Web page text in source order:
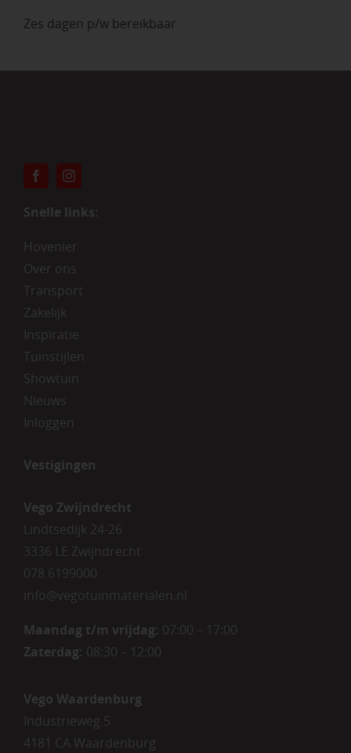
Zes dagen p/w bereikbaar
Snelle links:
Hovenier
Over ons
Transport
Zakelijk
Inspiratie
Tuinstijlen
Showtuin
Nieuws
Inloggen
Vestigingen
Vego Zwijndrecht
Lindtsedijk 24-26
3336 LE Zwijndrecht
078 6199000
info@vegotuinmaterialen.nl
Maandag t/m vrijdag: 07:00 – 17:00
Zaterdag: 08:30 – 12:00
Vego Waardenburg
Industrieweg 5
4181 CA Waardenburg